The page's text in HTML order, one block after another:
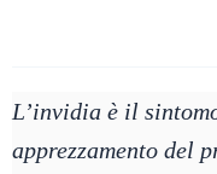
L’invidia è il
apprezzamento del